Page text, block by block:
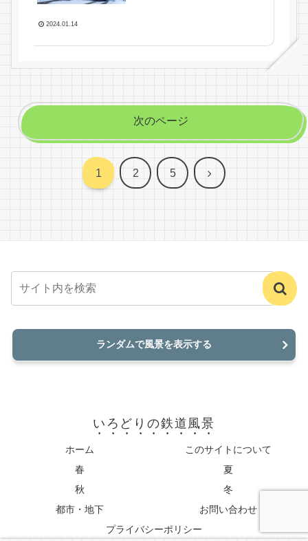
2024.01.14
次のページ
1 2 5 次
ランダムで風景を表示する
いろどりの鉄道風景
ホーム
このサイトについて
春
夏
秋
冬
都市・地下
お問い合わせ
プライバシーポリシー